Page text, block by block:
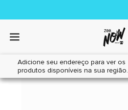
Adicione seu endereço para ver os
produtos disponíveis na sua região.
Home|Cães|Acessórios